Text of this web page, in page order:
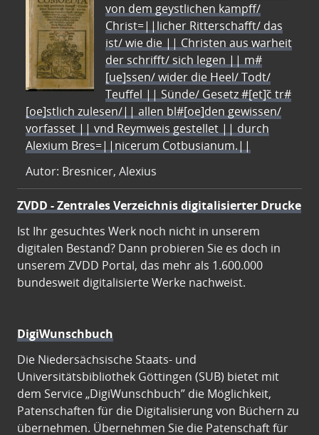
von dem geystlichen kampff/
Christ=||licher Ritterschafft/ das
ist/ wie die || Christen aus warheit
der schrifft/ sich legen || m#
[ue]ssen/ wider die Heel/ Todt/
Teuffel || Sünde/ Gesetz #[et]c̃ tr#
[oe]stlich zulesen/|| allen bl#[oe]den gewissen/
vorfasset || vnd Reymweis gestellet || durch
Alexium Bres=||nicerum Cotbusianum.||
Autor: Bresnicer, Alexius
ZVDD - Zentrales Verzeichnis digitalisierter Drucke
Ist Ihr gesuchtes Werk noch nicht in unserem
digitalen Bestand? Dann probieren Sie es doch in
unserem ZVDD Portal, das mehr als 1.600.000
bundesweit digitalisierte Werke nachweist.
DigiWunschbuch
Die Niedersächsische Staats- und
Universitätsbibliothek Göttingen (SUB) bietet mit
dem Service „DigiWunschbuch” die Möglichkeit,
Patenschaften für die Digitalisierung von Büchern zu
übernehmen. Übernehmen Sie die Patenschaft für